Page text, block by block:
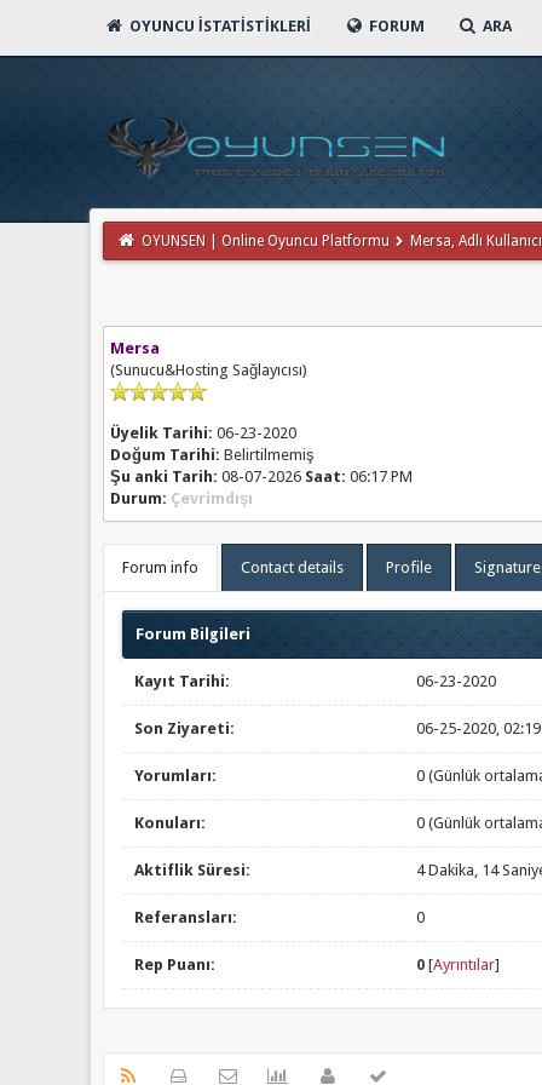
OYUNCU İSTATISTIKLERI FORUM ARA
OYUNSEN | Online Oyuncu Platformu Mersa, Adlı
Mersa
(Sunucu&Hosting Sağlayıcısı)
Üyelik Tarihi: 06-23-2020
Doğum Tarihi: Belirtilmemiş
Şu anki Tarih: 08-07-2026 Saat: 06:17 PM
Durum: Çevrimdışı
Forum info Contact details Profile Signature
Forum Bilgileri
Kayıt Tarihi: 06-23-2020
Son Ziyareti: 06-25-2020,
Yorumları: 0 (Günlük
Konuları: 0 (Günlük
Aktiflik Süresi: 4 Dakika, 14
Referansları: 0
Rep Puanı: 0 [Ayrıntılar]